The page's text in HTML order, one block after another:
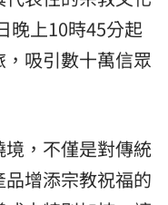
晚上10時45分起
吸引數十萬信眾
，不僅是對傳統
增添宗教祝福的